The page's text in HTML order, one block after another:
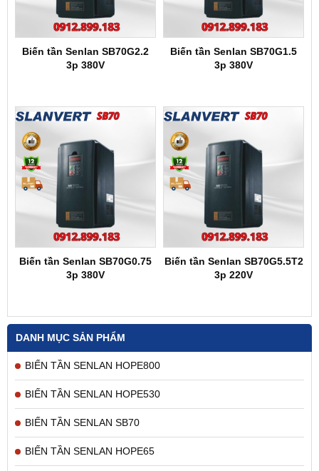
DANH MỤC SẢN PHẨM
BIẾN TẦN SENLAN HOPE800
BIẾN TẦN SENLAN HOPE530
BIẾN TẦN SENLAN SB70
BIẾN TẦN SENLAN HOPE65
Biến tần Senlan SB70G2.2
3p 380V
Biến tần Senlan SB70G1.5
3p 380V
Biến tần Senlan SB70G0.75
3p 380V
Biến tần Senlan SB70G5.5T2
3p 220V